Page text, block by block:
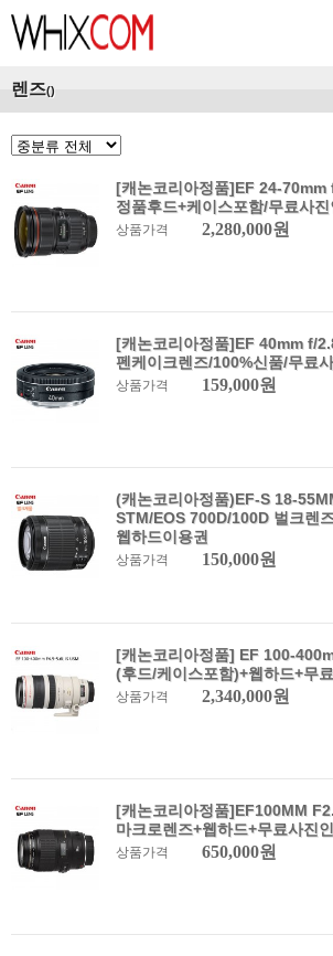
렌즈()
[캐논코리아정품]EF 24-70mm
정품후드+케이스포함/무료사진
상품가격 2,280,000원
[캐논코리아정품]EF 40mm f/
펜케이크렌즈/100%신품/무료
상품가격 159,000원
(캐논코리아정품)EF-S 18-
STM/EOS 700D/100D 벌크렌
웹하드이용권
상품가격 150,000원
[캐논코리아정품] EF 100-
(후드/케이스포함)+웹하드+무
상품가격 2,340,000원
[캐논코리아정품]EF100MM
마크로렌즈+웹하드+무료사진
상품가격 650,000원